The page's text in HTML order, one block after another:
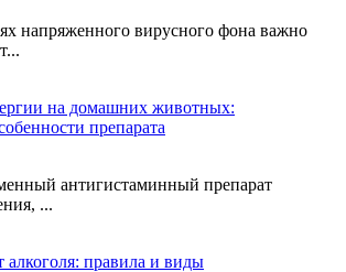
напряженного вирусного фона важно
на домашних животных:
препарата
антигистаминный препарат
...
алкоголя: правила и виды